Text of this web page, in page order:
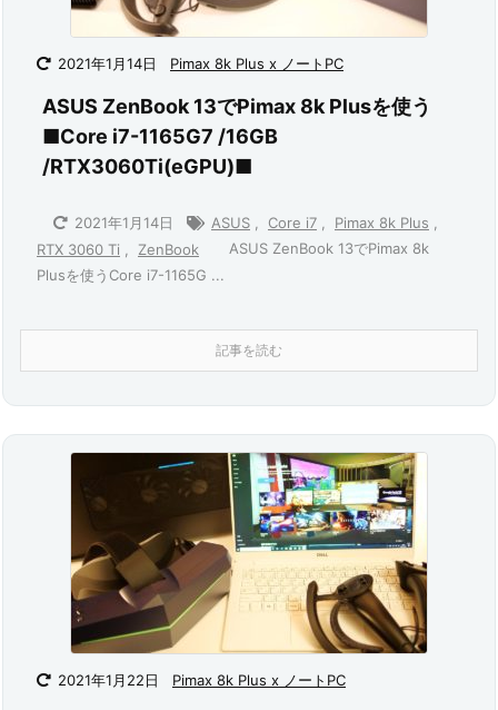
2021年1月14日 Pimax 8k Plus x ノートPC
ASUS ZenBook 13でPimax 8k Plusを使う
■Core i7-1165G7 /16GB
/RTX3060Ti(eGPU)■
2021年1月14日 ASUS , Core i7 , Pimax 8k Plus ,
RTX 3060 Ti , ZenBook
ASUS ZenBook 13でPimax 8k
Plusを使うCore i7-1165G ...
記事を読む
2021年1月22日 Pimax 8k Plus x ノートPC